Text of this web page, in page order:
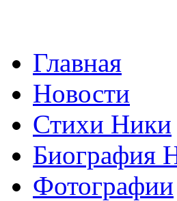
Главная
Новости
Стихи Ники
Биография
Фотографии